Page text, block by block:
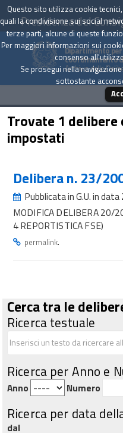
Presidenza del
Dipartimento
coordinamento
Archivio delle
Trovate 1
impostati
Delibera n. 23/
Pubblicata in G.U. in
MODIFICA DELIBERA 20/
4 REPORTISTICA FSE)
permalink.
Cerca tra le
Ricerca testuale
Ricerca per Anno e
Anno Numero
Ricerca per data
dal
Questo sito utilizza cookie
quali la condivisione sui social
terze parti, alcune di queste
Per maggiori informazioni sui
consenso
Se prosegui nella
sottostante